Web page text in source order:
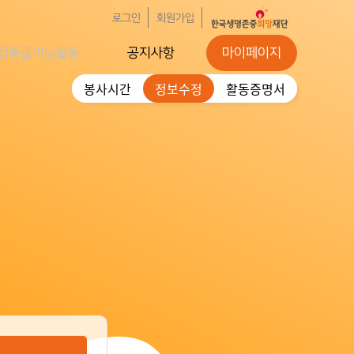
로그인 회원가입
중클리닝활동 공지사항 마이페이지
봉사시간 정보수정 활동증명서